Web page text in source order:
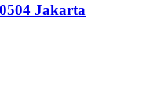
Jakarta